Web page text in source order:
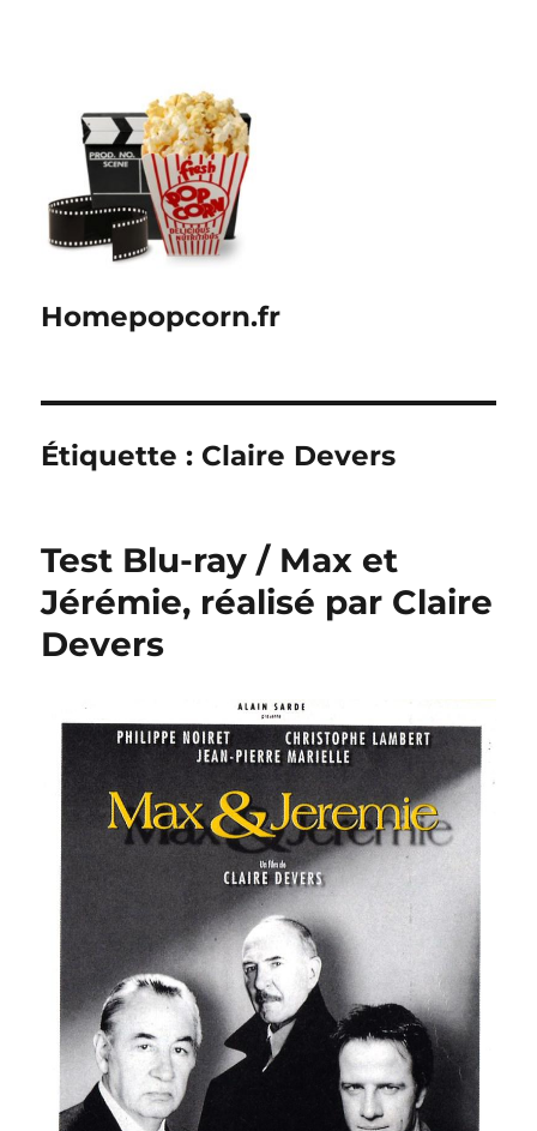
Homepopcorn.fr
Étiquette : Claire Devers
Test Blu-ray / Max et
Jérémie, réalisé par Claire
Devers